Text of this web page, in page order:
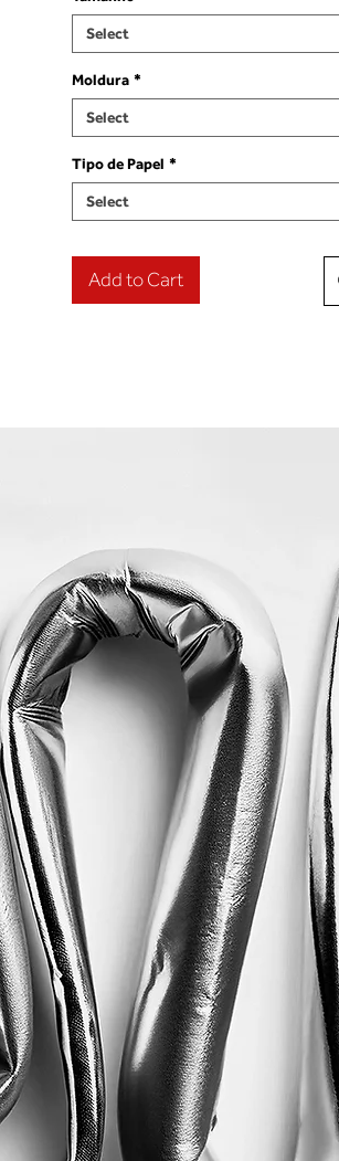
Select
Moldura *
Select
Tipo de Papel *
Select
Add to Cart